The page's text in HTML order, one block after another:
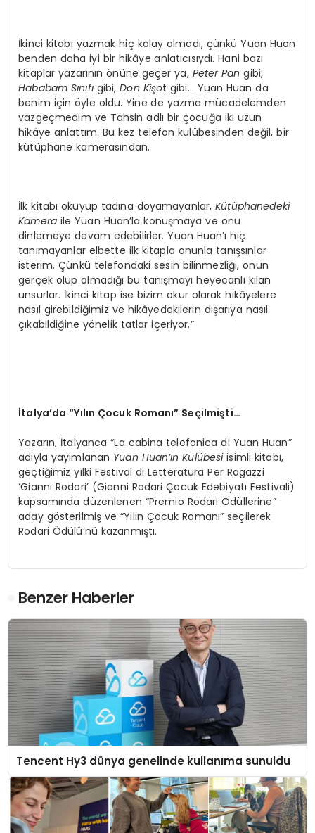
İkinci kitabı yazmak hiç kolay olmadı, çünkü Yuan Huan
benden daha iyi bir hikâye anlatıcısıydı. Hani bazı
kitaplar yazarının önüne geçer ya, Peter Pan gibi,
Hababam Sınıfıgibi,Don Kişot gibi… Yuan Huan da
benim için öyle oldu. Yine de yazma mücadelemden
vazgeçmedim ve Tahsin adlı bir çocuğa iki uzun
hikâye anlattım. Bu kez telefon kulübesinden değil, bir
kütüphane kamerasından.
İlk kitabı okuyup tadına doyamayanlar,Kütüphanedeki
Kamera ile Yuan Huan’la konuşmaya ve onu
dinlemeye devam edebilirler. Yuan Huan’ı hiç
tanımayanlar elbette ilk kitapla onunla tanışsınlar
isterim. Çünkü telefondaki sesin bilinmezliği, onun
gerçek olup olmadığı bu tanışmayı heyecanlı kılan
unsurlar. İkinci kitap ise bizim okur olarak hikâyelere
nasıl girebildiğimiz ve hikâyedekilerin dışarıya nasıl
çıkabildiğine yönelik tatlar içeriyor.”
İtalya’da“Yılın Çocuk Romanı” Seçilmişti…
Yazarın, İtalyanca “La cabina telefonica di Yuan Huan”
adıyla yayımlanan Yuan Huan’ın Kulübesiisimli kitabı,
geçtiğimiz yılki Festival di Letteratura Per Ragazzi
‘Gianni Rodari’ (Gianni Rodari Çocuk Edebiyatı Festivali)
kapsamında düzenlenen “Premio Rodari Ödüllerine”
aday gösterilmiş ve “Yılın Çocuk Romanı” seçilerek
Rodari Ödülü’nü kazanmıştı.
Benzer Haberler
Tencent Hy3 dünya genelinde kullanıma sunuldu